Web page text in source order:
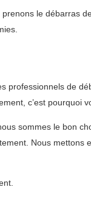
le débarras
de
c’est pourquoi
sommes le bon
Nous